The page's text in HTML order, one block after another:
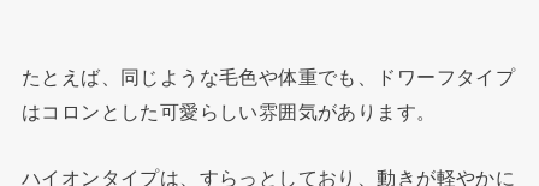
たとえば、同じような毛色や体重でも、ドワーフタイプ
はコロンとした可愛らしい雰囲気があります。
ハイオンタイプは、すらっとしており、動きが軽やかに